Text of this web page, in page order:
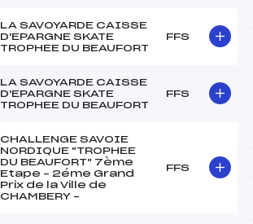
LA SAVOYARDE CAISSE
D'EPARGNE SKATE
TROPHEE DU BEAUFORT
FFS
LA SAVOYARDE CAISSE
D'EPARGNE SKATE
TROPHEE DU BEAUFORT
FFS
CHALLENGE SAVOIE
NORDIQUE "TROPHEE
DU BEAUFORT" 7ème
Etape – 2éme Grand
Prix de la Ville de
CHAMBERY –
FFS